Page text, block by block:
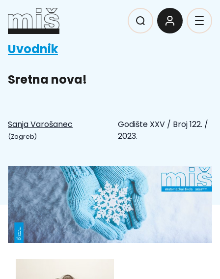
Uvodnik
Sretna nova!
Sanja Varošanec
(Zagreb)
Godište XXV/ Broj 122. /
2023.